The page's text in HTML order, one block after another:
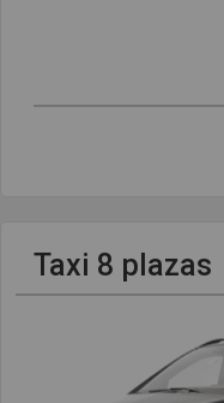
Taxi 8 plazas